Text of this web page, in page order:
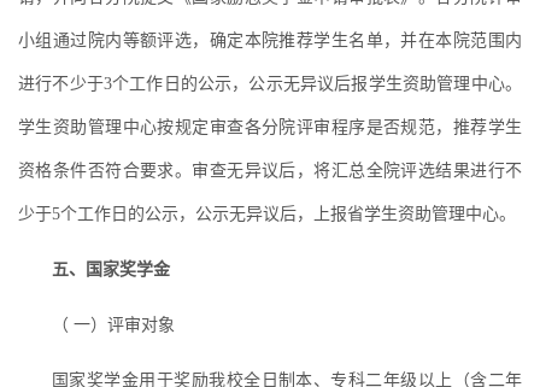
小组通过院内等额评选，确定本院推荐学生名单，并在本院范围内
进行不少于3个工作日的公示，公示无异议后报学生资助管理中心。
学生资助管理中心按规定审查各分院评审程序是否规范，推荐学生
资格条件否符合要求。审查无异议后，将汇总全院评选结果进行不
少于5个工作日的公示，公示无异议后，上报省学生资助管理中心。
五、国家奖学金
（ 一）评审对象
国家奖学金用于奖励我校全日制本、专科二年级以上（含二年